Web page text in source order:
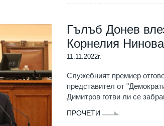
Гълъб Донев
Корнелия
11.11.2022г.
Служебният премиер
представител от
Димитров готви ли се
ПРОЧЕТИ